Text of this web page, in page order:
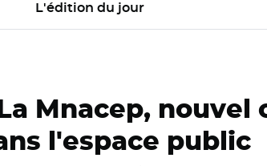
L'édition du jour
La Mnacep,
l'espace public